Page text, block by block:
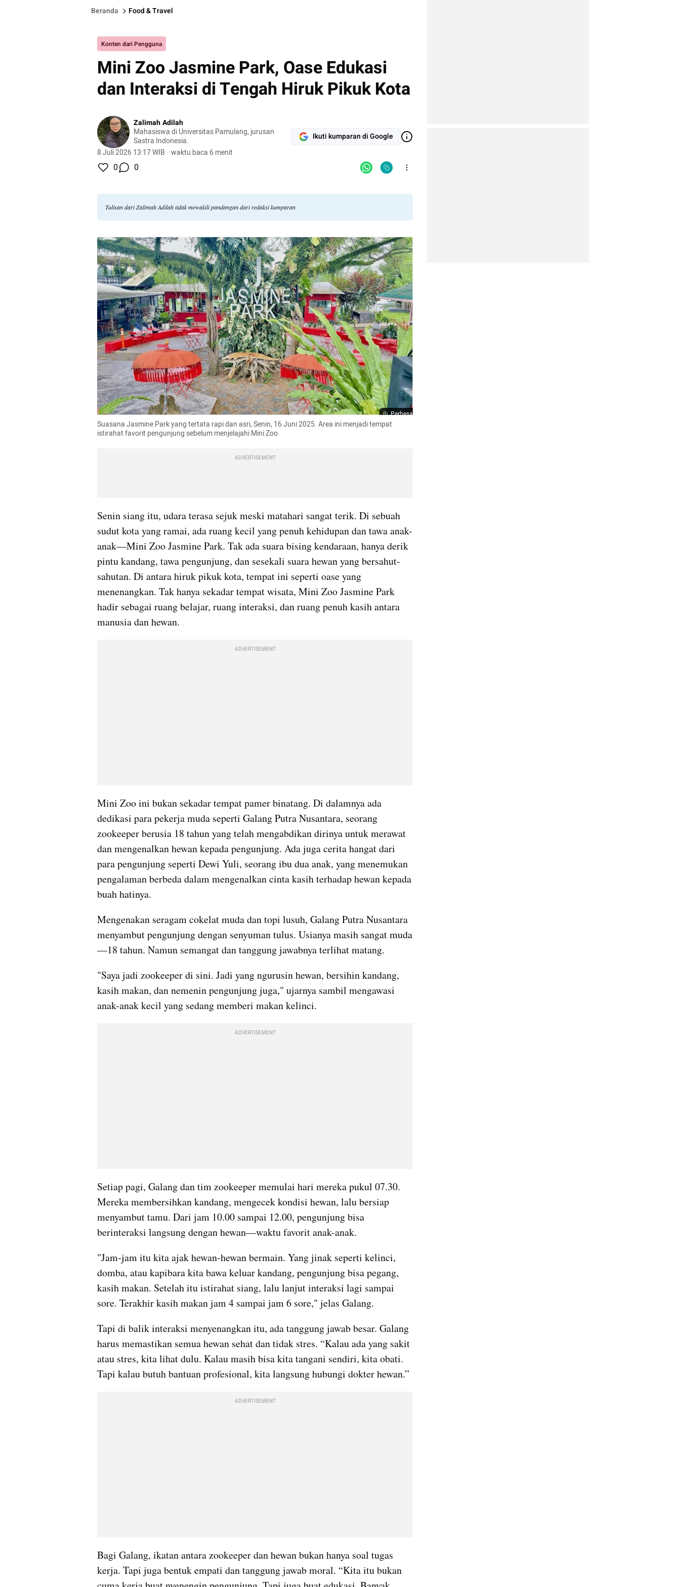
Beranda Food & Travel
Konten dari Pengguna
Mini Zoo Jasmine Park, Oase Edukasi
dan Interaksi di Tengah Hiruk Pikuk Kota
Zalimah Adilah
Mahasiswa di Universitas Pamulang, jurusan
Sastra Indonesia.
8 Juli 2026 13:17 WIB · waktu baca 6 menit
Ikuti kumparan di Google
0 0
Tulisan dari Zalimah Adilah tidak mewakili pandangan dari redaksi kumparan
Perbesar
Suasana Jasmine Park yang tertata rapi dan asri, Senin, 16 Juni 2025. Area ini menjadi tempat
istirahat favorit pengunjung sebelum menjelajahi Mini Zoo
ADVERTISEMENT
Senin siang itu, udara terasa sejuk meski matahari sangat terik. Di sebuah
sudut kota yang ramai, ada ruang kecil yang penuh kehidupan dan tawa anak-
anak—Mini Zoo Jasmine Park. Tak ada suara bising kendaraan, hanya derik
pintu kandang, tawa pengunjung, dan sesekali suara hewan yang bersahut-
sahutan. Di antara hiruk pikuk kota, tempat ini seperti oase yang
menenangkan. Tak hanya sekadar tempat wisata, Mini Zoo Jasmine Park
hadir sebagai ruang belajar, ruang interaksi, dan ruang penuh kasih antara
manusia dan hewan.
ADVERTISEMENT
Mini Zoo ini bukan sekadar tempat pamer binatang. Di dalamnya ada
dedikasi para pekerja muda seperti Galang Putra Nusantara, seorang
zookeeper berusia 18 tahun yang telah mengabdikan dirinya untuk merawat
dan mengenalkan hewan kepada pengunjung. Ada juga cerita hangat dari
para pengunjung seperti Dewi Yuli, seorang ibu dua anak, yang menemukan
pengalaman berbeda dalam mengenalkan cinta kasih terhadap hewan kepada
buah hatinya.
Mengenakan seragam cokelat muda dan topi lusuh, Galang Putra Nusantara
menyambut pengunjung dengan senyuman tulus. Usianya masih sangat muda
—18 tahun. Namun semangat dan tanggung jawabnya terlihat matang.
"Saya jadi zookeeper di sini. Jadi yang ngurusin hewan, bersihin kandang,
kasih makan, dan nemenin pengunjung juga," ujarnya sambil mengawasi
anak-anak kecil yang sedang memberi makan kelinci.
ADVERTISEMENT
Setiap pagi, Galang dan tim zookeeper memulai hari mereka pukul 07.30.
Mereka membersihkan kandang, mengecek kondisi hewan, lalu bersiap
menyambut tamu. Dari jam 10.00 sampai 12.00, pengunjung bisa
berinteraksi langsung dengan hewan—waktu favorit anak-anak.
"Jam-jam itu kita ajak hewan-hewan bermain. Yang jinak seperti kelinci,
domba, atau kapibara kita bawa keluar kandang, pengunjung bisa pegang,
kasih makan. Setelah itu istirahat siang, lalu lanjut interaksi lagi sampai
sore. Terakhir kasih makan jam 4 sampai jam 6 sore," jelas Galang.
Tapi di balik interaksi menyenangkan itu, ada tanggung jawab besar. Galang
harus memastikan semua hewan sehat dan tidak stres. “Kalau ada yang sakit
atau stres, kita lihat dulu. Kalau masih bisa kita tangani sendiri, kita obati.
Tapi kalau butuh bantuan profesional, kita langsung hubungi dokter hewan.”
ADVERTISEMENT
Bagi Galang, ikatan antara zookeeper dan hewan bukan hanya soal tugas
kerja. Tapi juga bentuk empati dan tanggung jawab moral. “Kita itu bukan